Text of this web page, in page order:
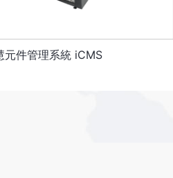
元件管理系統 iCMS